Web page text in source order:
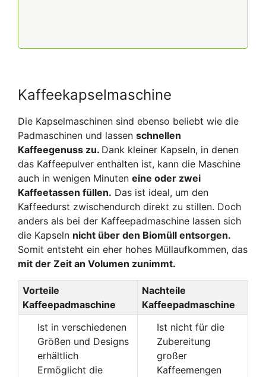
Kaffeekapselmaschine
Die Kapselmaschinen sind ebenso beliebt wie die
Padmaschinen und lassen schnellen
Kaffeegenuss zu. Dank kleiner Kapseln, in denen
das Kaffeepulver enthalten ist, kann die Maschine
auch in wenigen Minuten eine oder zwei
Kaffeetassen füllen. Das ist ideal, um den
Kaffeedurst zwischendurch direkt zu stillen. Doch
anders als bei der Kaffeepadmaschine lassen sich
die Kapseln nicht über den Biomüll entsorgen.
Somit entsteht ein eher hohes Müllaufkommen, das
mit der Zeit an Volumen zunimmt.
Vorteile
Kaffeepadmaschine
Nachteile
Kaffeepadmaschine
Ist in verschiedenen
Größen und Designs
erhältlich
Ermöglicht die
Ist nicht für die
Zubereitung
großer
Kaffeemengen